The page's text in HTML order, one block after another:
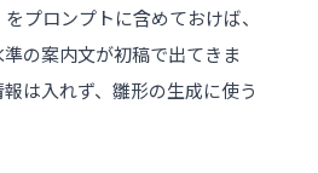
プロンプトに含めておけば、
の案内文が初稿で出てきま
は入れず、雛形の生成に使う